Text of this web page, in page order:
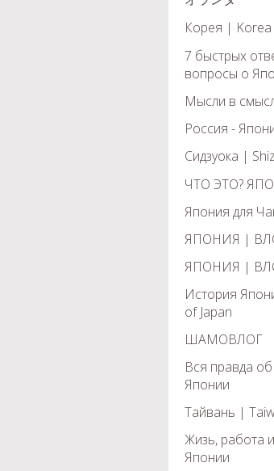
Корея |
7 быстрых
вопросы о
Мысли в
Россия -
Сидзуока |
ЧТО ЭТО?
Япония для
ЯПОНИЯ |
ЯПОНИЯ |
История
of Japan
ШАМОВЛОГ
Вся правда
Японии
Тайвань |
Жизь, работа
Японии